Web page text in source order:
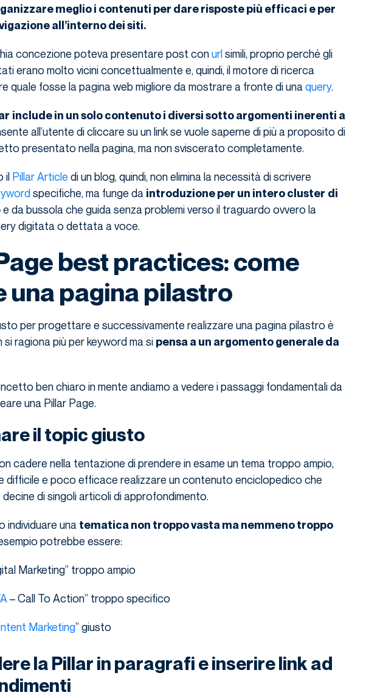
meglio i contenuti per dare risposte più efficaci e per
all’interno dei siti.
concezione poteva presentare post conurlsimili, proprio perché gli
erano molto vicini concettualmente e, quindi, il motore di ricerca
quale fosse la pagina web migliore da mostrare a fronte di una query.
include in un solo contenuto i diversi sotto argomenti inerenti a
all’utente di cliccare su un link se vuole saperne di più a proposito di
presentato nella pagina, ma non sviscerato completamente.
il Pillar Article di un blog, quindi, non elimina la necessità di scrivere
specifiche, ma funge da introduzione per un intero cluster di
e da bussola che guida senza problemi verso il traguardo ovvero la
digitata o dettata a voce.
best practices: come
una pagina pilastro
per progettare e successivamente realizzare una pagina pilastro è
si ragiona più per keyword ma si pensa a un argomento generale da
ben chiaro in mente andiamo a vedere i passaggi fondamentali da
una Pillar Page.
il topic giusto
cadere nella tentazione di prendere in esame un tema troppo ampio,
difficile e poco efficace realizzare un contenuto enciclopedico che
di singoli articoli di approfondimento.
individuare una tematica non troppo vasta ma nemmeno troppo
potrebbe essere:
Marketing” troppo ampio
– Call To Action” troppo specifico
Marketing” giusto
la Pillar in paragrafi e inserire link ad